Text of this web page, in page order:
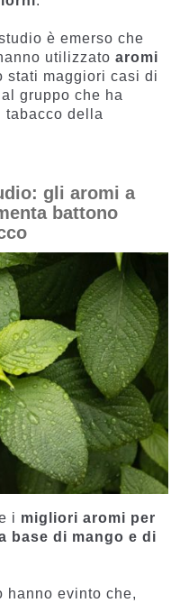
è emerso che
utilizzato aromi
stati maggiori casi di
gruppo che ha
tabacco della
gli aromi a
battono
i migliori aromi per
base di mango e di
hanno evinto che,